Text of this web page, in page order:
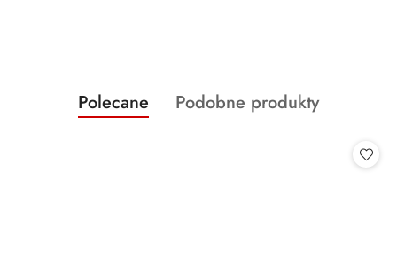
Pomiń karuzelę produktów
Produkty
o
Polecane
Produkty
Podobne produkty